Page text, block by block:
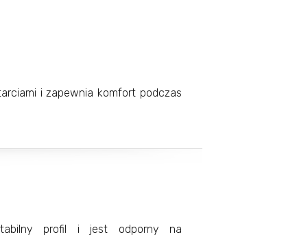
i zapewnia komfort podczas
profil i jest odporny na